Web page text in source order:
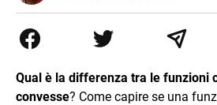
Tommaso Gulli. Ho conseguito
Relazioni Internazionali a
commercialisti sono stato
covid nella classe di
Qual è la differenza tra le funzioni
convesse? Come capire se una